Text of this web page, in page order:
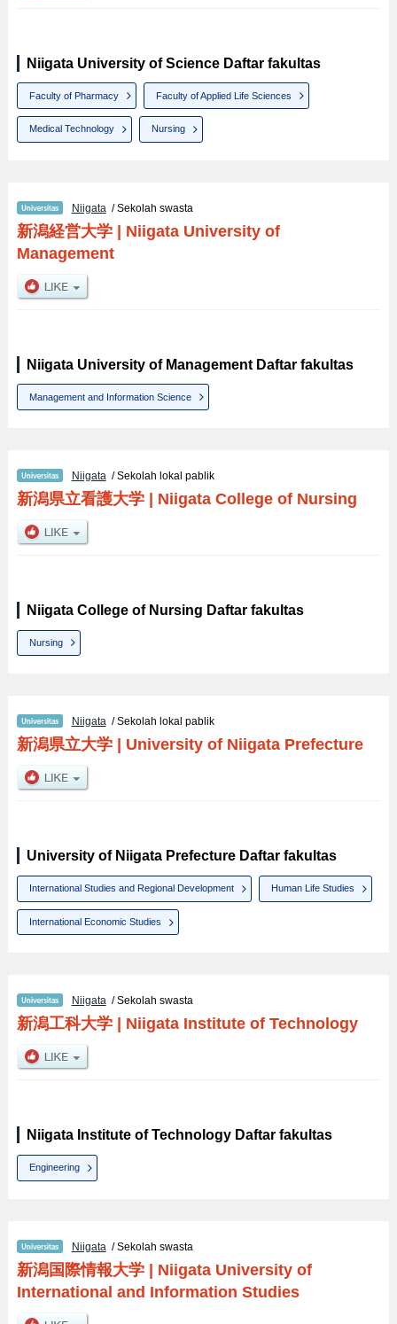
Niigata University of Science Daftar fakultas
Faculty of Pharmacy Faculty of Applied Life Sciences
Medical Technology Nursing
Niigata/ Sekolah swasta
新潟経営大学| Niigata University of
Management
Niigata University of Management Daftar fakultas
Management and Information Science
Niigata/ Sekolah lokal pablik
新潟県立看護大学| Niigata College of Nursing
Niigata College of Nursing Daftar fakultas
Nursing
Niigata/ Sekolah lokal pablik
新潟県立大学| University of Niigata Prefecture
University of Niigata Prefecture Daftar fakultas
International Studies and Regional Development Human Life Studies
International Economic Studies
Niigata/ Sekolah swasta
新潟工科大学| Niigata Institute of Technology
Niigata Institute of Technology Daftar fakultas
Engineering
Niigata / Sekolah swasta
新潟国際情報大学| Niigata University of
International and Information Studies